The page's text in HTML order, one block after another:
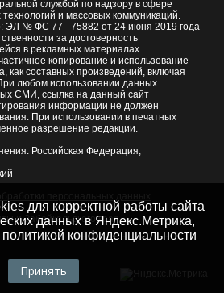
службой по надзору в сфере
и массовых коммуникаций.
ЭЛ № ФС 77 - 75882 от 24 июня 2019 года
за достоверность
в рекламных материалах
копирование и использование
как составных произведений, включая
любом использовании данных
СМИ, ссылка на данный сайт
информации не должен
При использовании в печатных
разрешение редакции.
Российская Федерация,
и Забайкальского края
для корректной работы сайта
данных в Яндекс.Метрика,
политикой конфиденциальности
Принять